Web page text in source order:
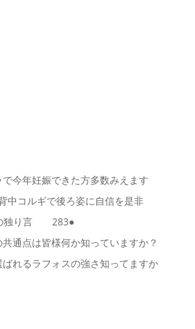
今年妊娠できた方多数みえます
中コルギで後ろ姿に自信を是非
独り言 283●
通点は皆様何か知っていますか？
れるラフォスの強さ知ってますか